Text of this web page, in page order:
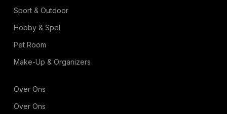
Sport & Outdoor
Hobby & Spel
Pet Room
Make-Up & Organizers
Over Ons
Over Ons